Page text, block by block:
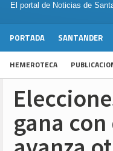
El portal de Noticias de
PORTADA SANTANDER
HEMEROTECA
gana con